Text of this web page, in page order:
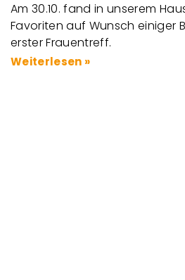
Am 30.10. fand in unserem
Favoriten auf Wunsch einiger
erster Frauentreff.
Weiterlesen »